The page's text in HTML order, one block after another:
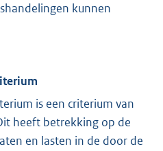
kunnen
is een criterium van
heeft betrekking op de
en lasten in de door de